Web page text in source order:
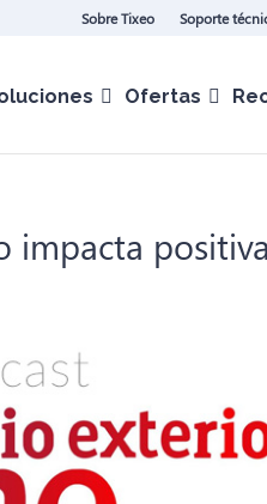
Sobre Tixeo Soporte
Ofertas
impacta